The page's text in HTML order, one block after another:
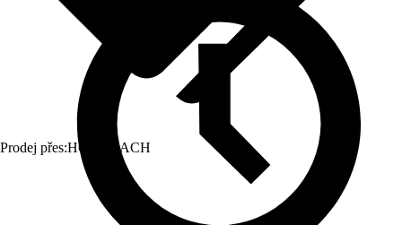
Prodej přes:HORNBACH